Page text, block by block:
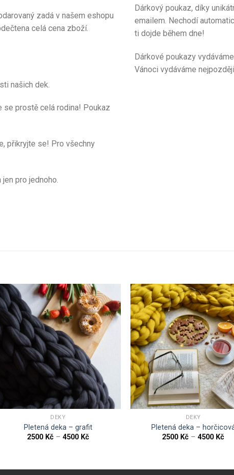
zadá v našem eshopu
celá cena zboží.
našich dek.
se prostě celá rodina! Poukaz
přikryjte se! Pro všechny
pro jednoho.
Dárkový poukaz, díky
emailem. Nechodí
ti dojde během dne!
Dárkové poukazy
Vánoci vydáváme
DEKY
Pletená deka – grafit
2500 Kč – 4500 Kč
DEKY
Pletená deka –
2500 Kč –4500 Kč